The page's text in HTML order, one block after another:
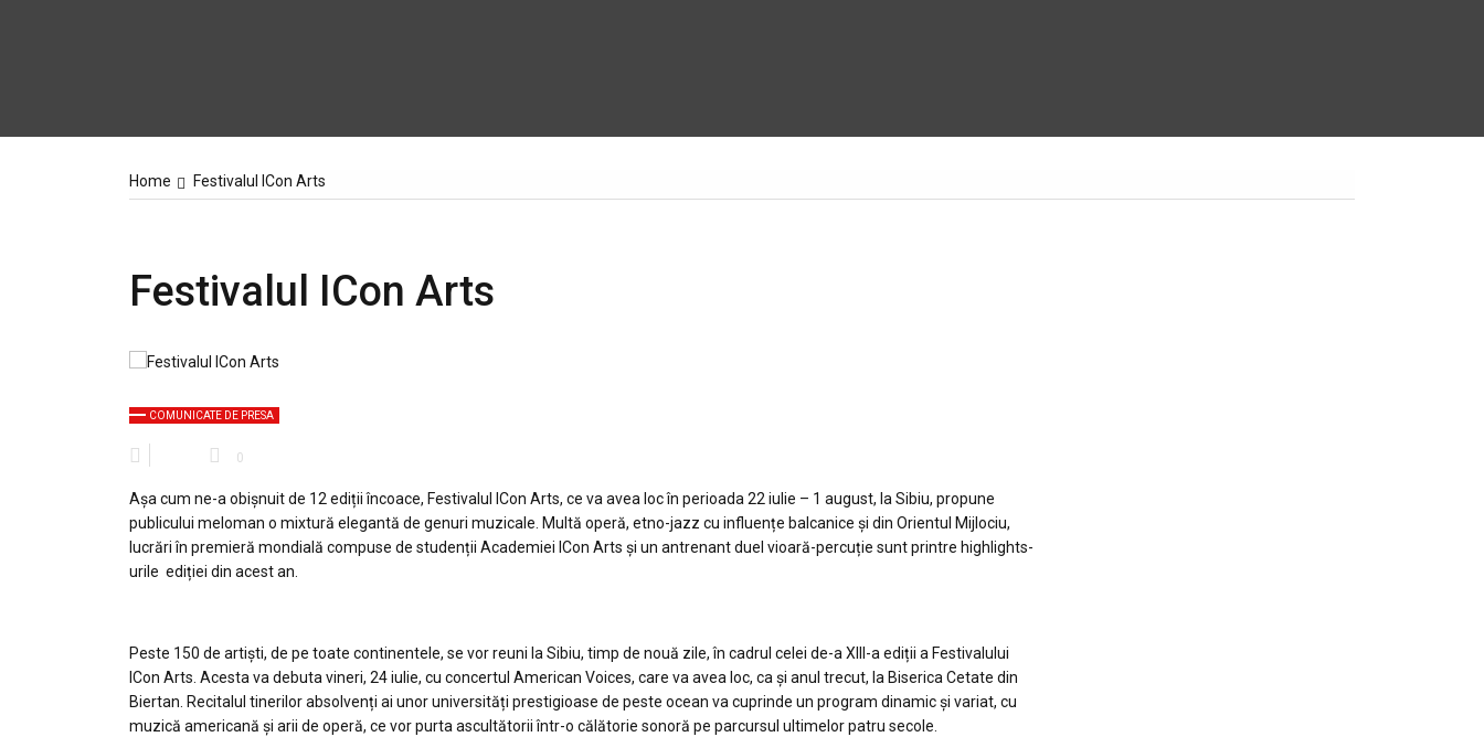
Home Festivalul ICon Arts
Festivalul ICon Arts
COMUNICATE DE PRESA
0
Așa cum ne-a obișnuit de 12 ediții încoace, Festivalul ICon Arts, ce va avea loc în perioada 22 iulie – 1 august, la Sibiu, propune
publicului meloman o mixtură elegantă de genuri muzicale. Multă operă, etno-jazz cu influențe balcanice și din Orientul Mijlociu,
lucrări în premieră mondială compuse de studenții Academiei ICon Arts și un antrenant duel vioară-percuție sunt printre highlights-
urile ediției din acest an.
Peste 150 de artişti, de pe toate continentele, se vor reuni la Sibiu, timp de nouă zile, în cadrul celei de-a XIII-a ediții a Festivalului
ICon Arts. Acesta va debuta vineri, 24 iulie, cu concertul American Voices, care va avea loc, ca și anul trecut, la Biserica Cetate din
Biertan. Recitalul tinerilor absolvenți ai unor universități prestigioase de peste ocean va cuprinde un program dinamic și variat, cu
muzică americană și arii de operă, ce vor purta ascultătorii într-o călătorie sonoră pe parcursul ultimelor patru secole.